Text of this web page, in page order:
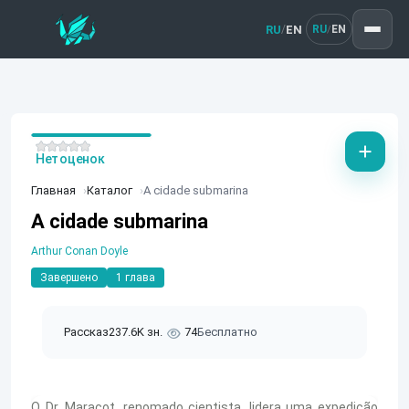
RU/EN RU/ EN
Главная Каталог A cidade submarina
A cidade submarina
Arthur Conan Doyle
Завершено 1 глава
Рассказ237.6K зн. 74Бесплатно
Нет оценок